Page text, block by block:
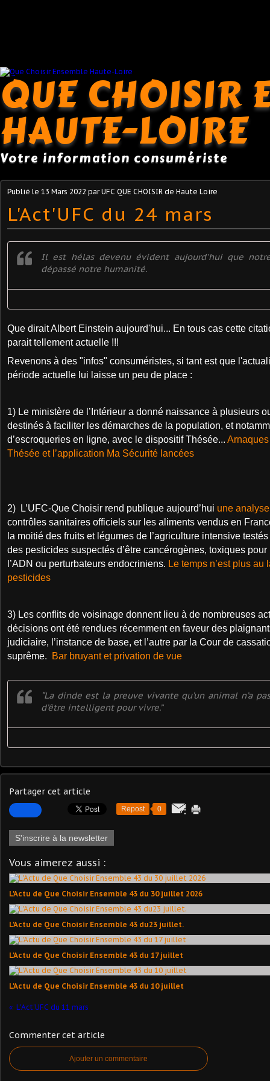
QUE CHOISIR
HAUTE-LOIRE
Votre information consumériste
Publié le 13 Mars 2022 par UFC QUE CHOISIR de Haute Loire
L'Act'UFC du 24 mars
Il est hélas devenu évident aujourd'hui que
dépassé notre humanité.
Que dirait Albert Einstein aujourd'hui... En tous cas cette
parait tellement actuelle !!!
Revenons à des "infos" consuméristes, si tant est que
période actuelle lui laisse un peu de place :
1) Le ministère de l’Intérieur a donné naissance à plusieurs
destinés à faciliter les démarches de la population, et
d’escroqueries en ligne, avec le dispositif Thésée...
Thésée et l’application Ma Sécurité lancées
2) L’UFC-Que Choisir rend publique aujourd’hui une
contrôles sanitaires officiels sur les aliments vendus en
la moitié des fruits et légumes de l’agriculture intensive
des pesticides suspectés d’être cancérogènes, toxiques
l’ADN ou perturbateurs endocriniens. Le temps n’est plus au
pesticides
3) Les conflits de voisinage donnent lieu à de nombreuses
décisions ont été rendues récemment en faveur des
judiciaire, l’instance de base, et l’autre par la Cour de
suprême.
Bar bruyant et privation de vue
“La dinde est la preuve vivante qu’un animal n’a
d’être intelligent pour vivre.”
Partager cet article
Repost 0
S'inscrire à la newsletter
Vous aimerez aussi :
L'Actu de Que Choisir Ensemble 43 du 30 juillet 2026
L'Actu de Que Choisir Ensemble 43 du23 juillet.
L'Actu de Que Choisir Ensemble 43 du 17 juillet
L'Actu de Que Choisir Ensemble 43 du 10 juillet
L'Act'UFC du 11 mars
Commenter cet article
Ajouter un commentaire